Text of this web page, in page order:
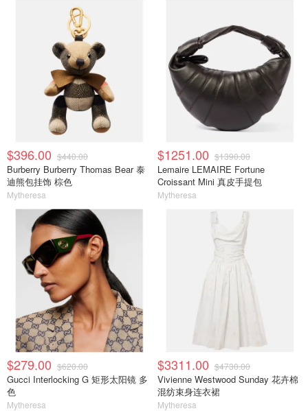
$396.00 $440.00
Burberry Burberry Thomas Bear 泰
迪熊包挂饰 棕色
Mytheresa
$1251.00 $1390.00
Lemaire LEMAIRE Fortune
Croissant Mini 真皮手提包
Mytheresa
$279.00 $620.00
Gucci Interlocking G 矩形太阳镜 多
色
Mytheresa
$3311.00 $4730.00
Vivienne Westwood Sunday 花卉棉
混纺束身连衣裙
Mytheresa